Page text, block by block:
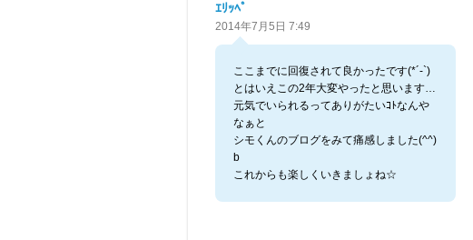
ｴﾘｯﾍﾟ
2014年7月5日 7:49
ここまでに回復されて良かったです(*´-`)
とはいえこの2年大変やったと思います…
元気でいられるってありがたいｺﾄなんや
なぁと
シモくんのブログをみて痛感しました(^^)
b
これからも楽しくいきましょね☆